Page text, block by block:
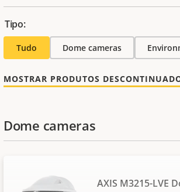
Tipo:
Tudo Dome cameras
MOSTRAR PRODUTOS
Dome cameras
AXIS M3215-LVE